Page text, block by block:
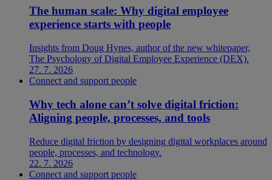
The human scale: Why digital employee
experience starts with people
Insights from Doug Hynes, author of the new whitepaper,
The Psychology of Digital Employee Experience (DEX).
27. 7. 2026
Connect and support people
Why tech alone can’t solve digital friction:
Aligning people, processes, and tools
Reduce digital friction by designing digital workplaces around
people, processes, and technology.
22. 7. 2026
Connect and support people